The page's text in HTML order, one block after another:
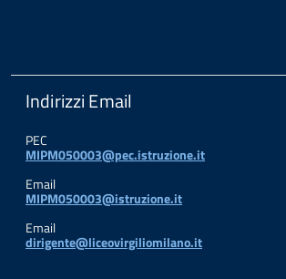
Indirizzi Email
PEC
MIPM050003@pec.istruzione.it
Email
MIPM050003@istruzione.it
Email
dirigente@liceovirgiliomilano.it